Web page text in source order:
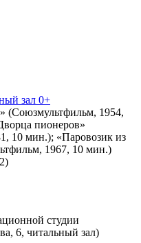
зал 0+
(Союзмультфильм, 1954,
пионеров»
10 мин.); «Паровозик из
1967, 10 мин.)
студии
6, читальный зал)